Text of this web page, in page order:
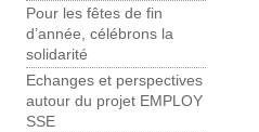
Pour les fêtes de fin
d’année, célébrons la
solidarité
Echanges et perspectives
autour du projet EMPLOY
SSE